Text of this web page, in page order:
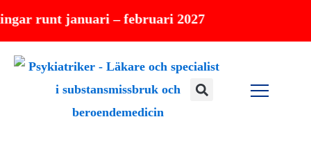
januari – februari 2027
Hoppa
innehåll